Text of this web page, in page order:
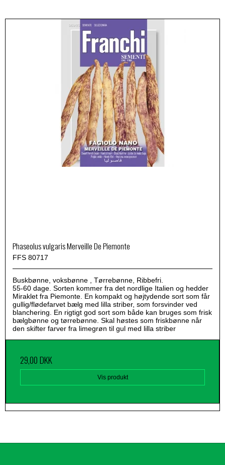
Phaseolus vulgaris Merveille De Piemonte
FFS 80717
Buskbønne, voksbønne , Tørrebønne, Ribbefri.
55-60 dage. Sorten kommer fra det nordlige Italien og hedder
Miraklet fra Piemonte. En kompakt og højtydende sort som får
gullig/flødefarvet bælg med lilla striber, som forsvinder ved
blanchering. En rigtigt god sort som både kan bruges som frisk
bælgbønne og tørrebønne. Skal høstes som friskbønne når
den skifter farver fra limegrøn til gul med lilla striber
29,00 DKK
Vis produkt